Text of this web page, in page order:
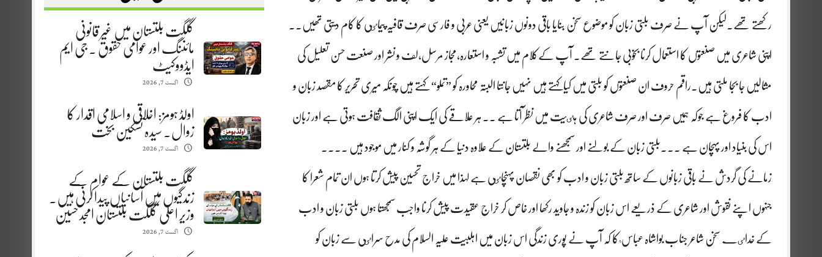
گلگت بلتستان میں غیر قانونی
مائننگ اور عوامی حقوق . جی ایم
ایڈووکیٹ
اگست 7, 2026
اولڈ ہومز: اخلاقی و اسلامی اقدار کا
زوال. سیدہ تسکین بخت
اگست 7, 2026
گلگت بلتستان کے عوام کے
زندگیوں میں آسانیاں پیدا کرنی ہیں.
وزیر اعلیٰ گلگت بلتستان امجد حسین
اگست 7, 2026
رکھتے تھے۔لیکن آپ نے صرف بلتی زبان کو موضوع سخن بنایا باقی دونوں زبانیں یعنی عربی و فارسی صرف قافیہ پیماٸی کا کام دیتی تھیں۔۔
اپنی شاعری میں صنعتوں کا استعمال کرنا بخوبی جانتے تھے۔ آپ کےکلام میں تشبہ و استعارہ،مجاز مرسل،لف و نشر اور صنعت حسن تعلیل کی
مثالیں جا بجا ملتی ہیں۔راقم حروف ان صنعتوں کو بلتی میں کیاکہتے ہیں نہیں جانتا البتہ محاورہ کو ”تملو“ کہتے ہیں چونکہ میری تحریر کا مقصد زبان و
ادب کا فروغ ہے جوکہ ہمیں صرف اور صرف شاعری کی ہٸیت میں نظر آتا ہے ۔۔ ہر علاقے کی ایک اپنی الگ ثقافت ہوتی ہے اور زبان
اس کی بنیاد اور پہچان ہے ۔۔۔بلتی زبان کے بولنے اور سمجھنے والے بلتستان کے علاوہ دنیا کے ہر گوشہ و کنار میں موجود ہیں ۔۔۔۔
زمانے کی گردش نے باقی زبانوں کے ساتھ بلتی زبان و ادب کو بھی نقصان پہنچاٸی ہے لہذا میں خراج تحسین پیش کرتا ہوں ان تمام شعرا کا
جنہوں اپنے نقوش اور شاعری کے ذریعے اس زبان کو زندہ و جاوید رکھا اور خاص کر خراج عقیدت پیش کرنا واجب سمجھتا ہوں بلتی زبان و ادب
کے خداٸے سخن شاعر جناب بواشاہ عباس ؒ کا کہ آپ نے پوری زندگی اس زبان میں اہلبیت علیہ السلام کی مدح سراٸی سے زبان کو